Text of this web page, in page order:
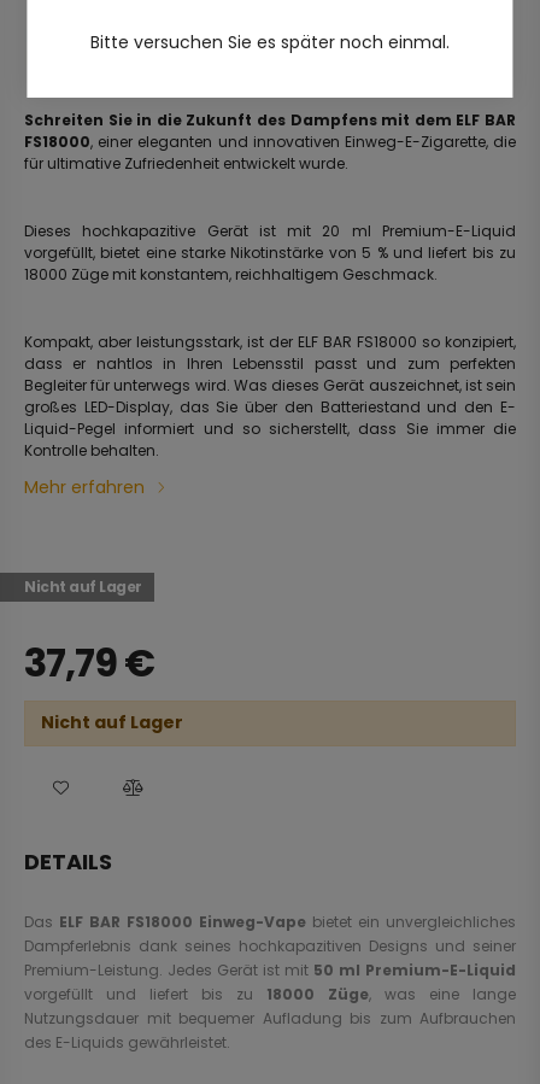
Bitte versuchen Sie es später noch einmal.
Schreiten Sie in die Zukunft des Dampfens mit dem ELF BAR
FS18000, einer eleganten und innovativen Einweg-E-Zigarette, die
für ultimative Zufriedenheit entwickelt wurde.
Dieses hochkapazitive Gerät ist mit 20 ml Premium-E-Liquid
vorgefüllt, bietet eine starke Nikotinstärke von 5 % und liefert bis zu
18000 Züge mit konstantem, reichhaltigem Geschmack.
Kompakt, aber leistungsstark, ist der ELF BAR FS18000 so konzipiert,
dass er nahtlos in Ihren Lebensstil passt und zum perfekten
Begleiter für unterwegs wird. Was dieses Gerät auszeichnet, ist sein
großes LED-Display, das Sie über den Batteriestand und den E-
Liquid-Pegel informiert und so sicherstellt, dass Sie immer die
Kontrolle behalten.
Mehr erfahren
Nicht auf Lager
37,79€
Nicht auf Lager
DETAILS
Das ELF BAR FS18000 Einweg-Vape bietet ein unvergleichliches
Dampferlebnis dank seines hochkapazitiven Designs und seiner
Premium-Leistung. Jedes Gerät ist mit 50 ml Premium-E-Liquid
vorgefüllt und liefert bis zu 18000 Züge, was eine lange
Nutzungsdauer mit bequemer Aufladung bis zum Aufbrauchen
des E-Liquids gewährleistet.